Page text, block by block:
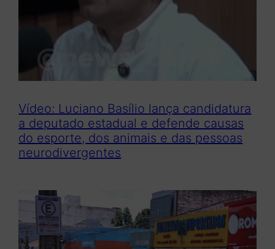
Vídeo: Luciano Basílio lança candidatura
a deputado estadual e defende causas
do esporte, dos animais e das pessoas
neurodivergentes